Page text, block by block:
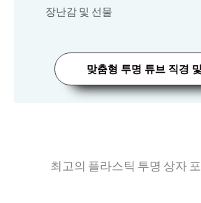
장난감 및 선물
맞춤형 투명 튜브 직경
최고의 플라스틱 투명 상자